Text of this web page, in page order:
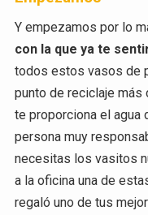
Y empezamos por lo
con la que ya te
todos estos vasos de
punto de reciclaje más
te proporciona el agua
persona muy
necesitas los vasitos
a la oficina una de
regaló uno de tus